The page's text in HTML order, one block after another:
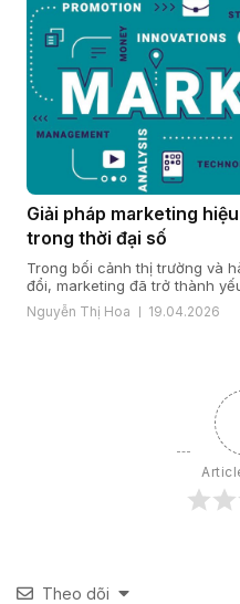
Giải pháp marketing
trong thời đại số
Trong bối cảnh thị trường và
đổi, marketing đã trở thành
triển của doanh nghiệp. Một
ở cách doanh nghiệp hiểu
Nguyễn Thị Hoa 19.04.2026
Theo dõi